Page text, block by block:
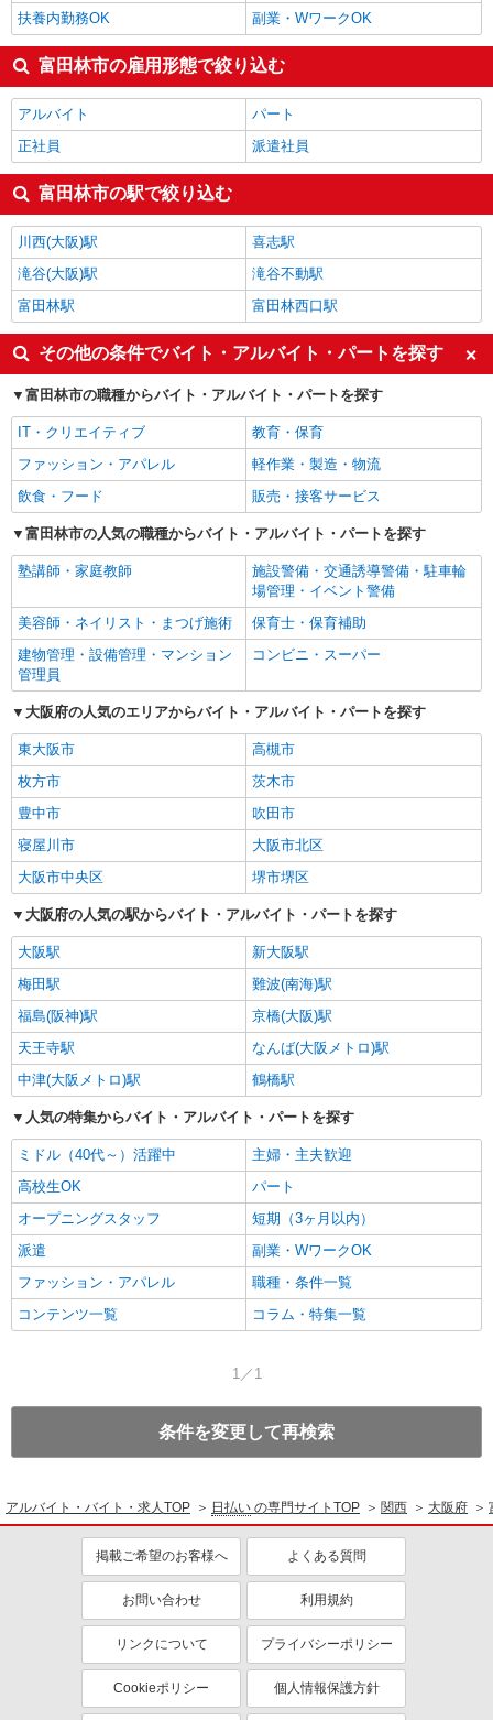
扶養内勤務OK
副業・WワークOK
富田林市の雇用形態で絞り込む
アルバイト
パート
正社員
派遣社員
富田林市の駅で絞り込む
川西(大阪)駅
喜志駅
滝谷(大阪)駅
滝谷不動駅
富田林駅
富田林西口駅
その他の条件でバイト・アルバイト・パートを探す
富田林市の職種からバイト・アルバイト・パートを探す
IT・クリエイティブ
教育・保育
ファッション・アパレル
軽作業・製造・物流
飲食・フード
販売・接客サービス
富田林市の人気の職種からバイト・アルバイト・パートを探す
塾講師・家庭教師
施設警備・交通誘導警備・駐車輪
場管理・イベント警備
美容師・ネイリスト・まつげ施術
保育士・保育補助
建物管理・設備管理・マンション
管理員
コンビニ・スーパー
大阪府の人気のエリアからバイト・アルバイト・パートを探す
東大阪市
高槻市
枚方市
茨木市
豊中市
吹田市
寝屋川市
大阪市北区
大阪市中央区
堺市堺区
大阪府の人気の駅からバイト・アルバイト・パートを探す
大阪駅
新大阪駅
梅田駅
難波(南海)駅
福島(阪神)駅
京橋(大阪)駅
天王寺駅
なんば(大阪メトロ)駅
中津(大阪メトロ)駅
鶴橋駅
人気の特集からバイト・アルバイト・パートを探す
ミドル（40代～）活躍中
主婦・主夫歓迎
高校生OK
パート
オープニングスタッフ
短期（3ヶ月以内）
派遣
副業・WワークOK
ファッション・アパレル
職種・条件一覧
コンテンツ一覧
コラム・特集一覧
1／1
条件を変更して再検索
アルバイト・バイト・求人TOP 日払い の専門サイトTOP 関西 大阪府
掲載ご希望のお客様へ よくある質問
お問い合わせ 利用規約
リンクについて プライバシーポリシー
Cookieポリシー 個人情報保護方針